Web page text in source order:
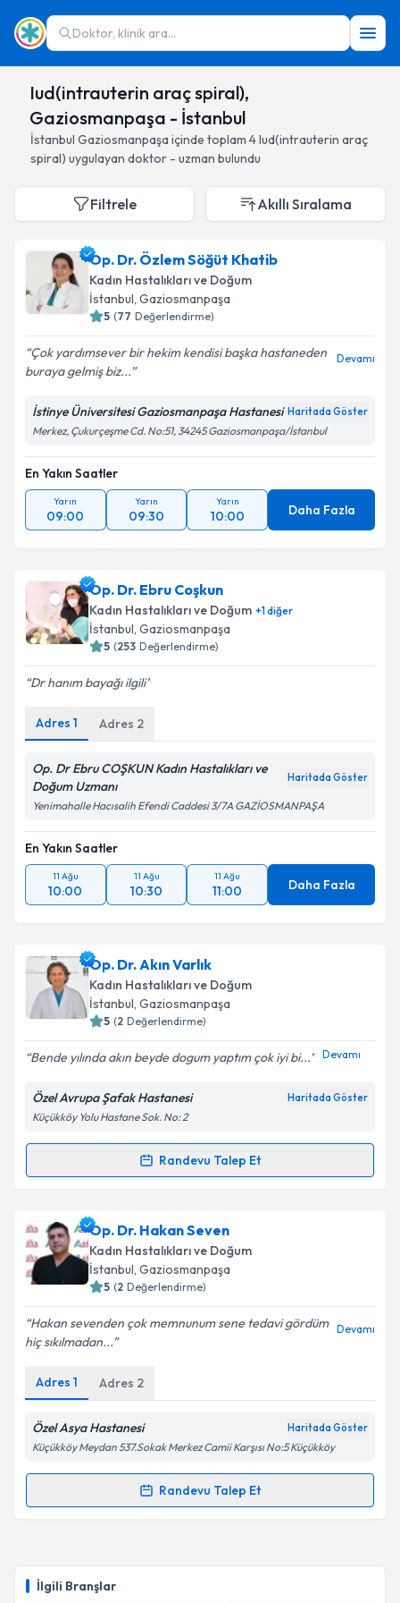
Doktor, klinik ara...
Iud(intrauterin araç spiral),
Gaziosmanpaşa - İstanbul
İstanbul Gaziosmanpaşa içinde toplam 4Iud(intrauterin araç
spiral) uygulayan doktor - uzman bulundu
İlgili Branşlar
Filtrele Akıllı Sıralama
Op. Dr. Özlem Söğüt Khatib
Kadın Hastalıkları ve Doğum
İstanbul, Gaziosmanpaşa
5 (77 Değerlendirme)
Çok yardımsever bir hekim kendisi başka hastaneden
buraya gelmiş biz...
Devamı
İstinye Üniversitesi Gaziosmanpaşa Hastanesi Haritada Göster
Merkez, Çukurçeşme Cd. No:51, 34245 Gaziosmanpaşa/İstanbul
En Yakın Saatler
Yarın
09:00
Yarın
09:30
Yarın
10:00 Daha Fazla
Op. Dr. Ebru Coşkun
Kadın Hastalıkları ve Doğum +1diğer
İstanbul, Gaziosmanpaşa
5 (253 Değerlendirme)
Dr hanım bayağı ilgili
Adres 1 Adres 2
Op. Dr Ebru COŞKUN Kadın Hastalıkları ve
Doğum Uzmanı
Haritada Göster
Yenimahalle Hacısalih Efendi Caddesi 3/7A GAZİOSMANPAŞA
En Yakın Saatler
11 Ağu
10:00
11 Ağu
10:30
11 Ağu
11:00 Daha Fazla
Op. Dr. Akın Varlık
Kadın Hastalıkları ve Doğum
İstanbul, Gaziosmanpaşa
5 (2 Değerlendirme)
Bende yılında akın beyde dogum yaptım çok iyi bi... Devamı
Özel Avrupa Şafak Hastanesi Haritada Göster
Küçükköy Yolu Hastane Sok. No: 2
Randevu Talep Et
Randevu Takvimi Talebi
Op. Dr. Akın Varlıkiçin randevu takvimi talebi
oluşturun. Size bu uzmandan randevu almanız için bir
takvim hazırlandığında e-posta ile bilgilendireceğiz.
Kişisel verilerimin işlenmesine ilişkin
Metni'ni okudum ve kişisel verilerimin belirtilen
kapsamda işlenmesini kabul ediyorum.
Takvim Talebini Gönder
Op. Dr. Hakan Seven
Kadın Hastalıkları ve Doğum
İstanbul, Gaziosmanpaşa
5 (2 Değerlendirme)
Hakan sevenden çok memnunum sene tedavi gördüm
hiç sıkılmadan...
Devamı
Adres 1 Adres 2
Özel Asya Hastanesi Haritada Göster
Küçükköy Meydan 537.Sokak Merkez Camii Karşısı No:5 Küçükköy
Randevu Talep Et
Randevu Takvimi Talebi
takvim hazırlandığında e-posta ile bilgilendireceğiz.